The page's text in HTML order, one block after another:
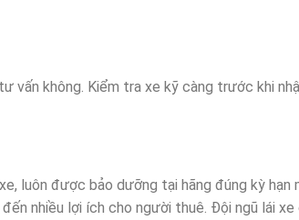
vấn không. Kiểm tra xe kỹ càng trước khi
luôn được bảo dưỡng tại hãng đúng kỳ hạn
nhiều lợi ích cho người thuê. Đội ngũ lái xe